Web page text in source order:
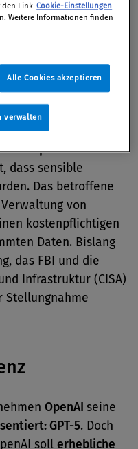
Medienbericht
Bundesjustiz Ziel
, der das
kompromittierte.
dass sensible
Das betroffene
von
kostenpflichtigen
Daten. Bislang
das FBI und die
Infrastruktur (CISA)
Stellungnahme
OpenAI seine
GPT-5. Doch
soll erhebliche
den Link Cookie-Einstellungen
Weitere Informationen finden
Alle Cookies akzeptieren
verwalten